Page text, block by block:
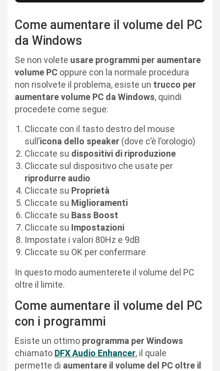
Come aumentare il volume del PC
da Windows
Se non volete usare programmi per aumentare
volume PC oppure con la normale procedura
non risolvete il problema, esiste un trucco per
aumentare volume PC da Windows, quindi
procedete come segue:
Cliccate con il tasto destro del mouse
sull’icona dello speaker (dove c’è l’orologio)
Cliccate su dispositivi di riproduzione
Cliccate sul dispositivo che usate per
riprodurre audio
Cliccate su Proprietà
Cliccate su Miglioramenti
Cliccate su Bass Boost
Cliccate su Impostazioni
Impostate i valori 80Hz e 9dB
Cliccate su OK per confermare
In questo modo aumenterete il volume del PC
oltre il limite.
Come aumentare il volume del PC
con i programmi
Esiste un ottimo programma per Windows
chiamato DFX Audio Enhancer, il quale
permette di aumentare il volume del PC oltre il